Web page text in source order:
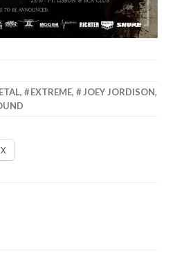
, EXTREME, JOEY JORDISON,
X